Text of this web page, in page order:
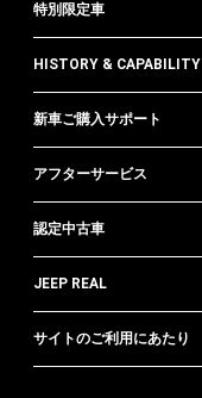
特別限定車
HISTORY & CAPABILITY
新車ご購入サポート
アフターサービス
認定中古車
JEEP REAL
サイトのご利用にあたり